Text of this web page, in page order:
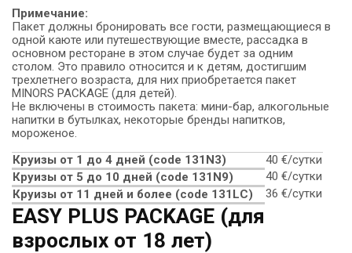
Примечание:
Пакет должны бронировать все гости, размещающиеся в
одной каюте или путешествующие вместе, рассадка в
основном ресторане в этом случае будет за одним
столом. Это правило относится и к детям, достигшим
трехлетнего возраста, для них приобретается пакет
MINORS PACKAGE (для детей).
Не включены в стоимость пакета: мини-бар, алкогольные
напитки в бутылках, некоторые бренды напитков,
мороженое.
Круизы от 1 до 4 дней (сode 131N3)
40 €/сутки
Круизы от 5 до 10 дней (сode 131N9)
40 €/сутки
Круизы от 11 дней и более (code 131LC)
36 €/сутки
EASY PLUS PACKAGE (для
взрослых от 18 лет)